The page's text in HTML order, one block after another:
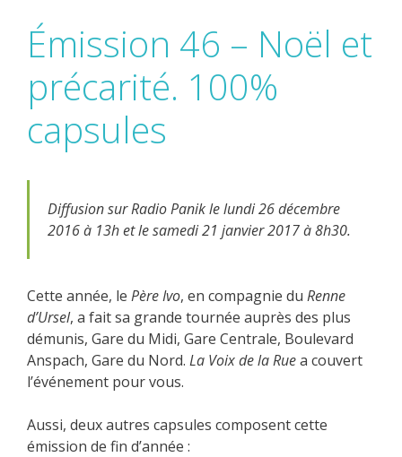
Émission 46 – Noël et
précarité. 100%
capsules
Diffusion sur Radio Panik le lundi 26 décembre
2016 à 13h et le samedi 21 janvier 2017 à 8h30.
Cette année, le Père Ivo, en compagnie du Renne
d’Ursel, a fait sa grande tournée auprès des plus
démunis, Gare du Midi, Gare Centrale, Boulevard
Anspach, Gare du Nord. La Voix de la Ruea couvert
l’événement pour vous.
Aussi, deux autres capsules composent cette
émission de fin d’année :